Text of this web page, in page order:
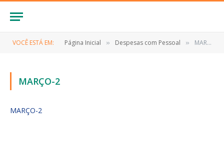
VOCÊ ESTÁ EM: Página Inicial » Despesas com Pessoal » MARÇO-2
MARÇO-2
MARÇO-2